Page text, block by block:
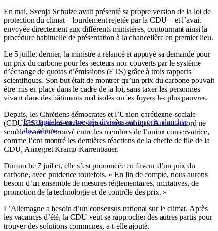
En mai, Svenja Schulze avait présenté sa propre version de la loi de
protection du climat – lourdement rejetée par la CDU – et l’avait
envoyée directement aux différents ministères, contournant ainsi la
procédure habituelle de présentation à la chancelière en premier lieu.
Le 5 juillet dernier, la ministre a relancé et appuyé sa demande pour
un prix du carbone pour les secteurs non couverts par le système
d’échange de quotas d’émissions (ETS) grâce à trois rapports
scientifiques. Son but était de montrer qu’un prix du carbone pouvait
être mis en place dans le cadre de la loi, sans taxer les personnes
vivant dans des bâtiments mal isolés ou les foyers les plus pauvres.
Les capitales encore très divisées sur un prix plancher
du carbone
Depuis, les Chrétiens démocrates et l’Union chrétienne-sociale
(CDU/CSU) envoient des signaux très ambigus. Aucun accord ne
semble avoir été trouvé entre les membres de l’union conservatrice,
comme l’ont montré les dernières réactions de la cheffe de file de la
CDU, Annegret Kramp-Karrenbauer.
Dimanche 7 juillet, elle s’est prononcée en faveur d’un prix du
carbone, avec prudence toutefois. « En fin de compte, nous aurons
besoin d’un ensemble de mesures réglementaires, incitatives, de
promotion de la technologie et de contrôle des prix. »
L’Allemagne a besoin d’un consensus national sur le climat. Après
les vacances d’été, la CDU veut se rapprocher des autres partis pour
trouver des solutions communes, a-t-elle ajouté.